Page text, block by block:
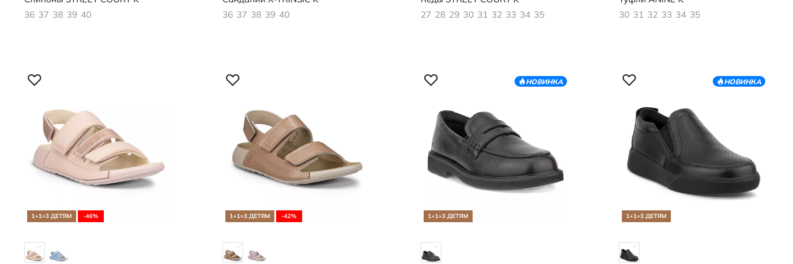
36 37 38 39 40
36 37 38 39 40
27 28 29 30 31 32 33 34 35
30 31 32 33 34 35
1+1=3 ДЕТЯМ -46% 1+1=3 ДЕТЯМ -42%
НОВИНКА
1+1=3 ДЕТЯМ
НОВИНКА
1+1=3 ДЕТЯМ